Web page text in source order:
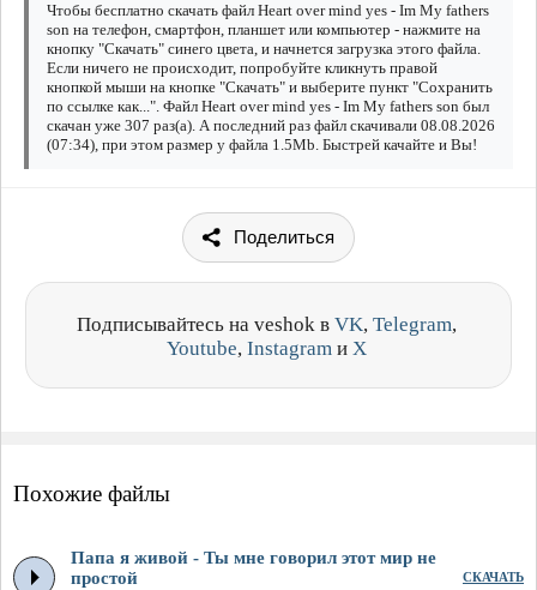
Чтобы бесплатно скачать файл Heart over mind yes - Im My fathers
son на телефон, смартфон, планшет или компьютер - нажмите на
кнопку "Скачать" синего цвета, и начнется загрузка этого файла.
Если ничего не происходит, попробуйте кликнуть правой
кнопкой мыши на кнопке "Скачать" и выберите пункт "Сохранить
по ссылке как...". Файл Heart over mind yes - Im My fathers son был
скачан уже 307 раз(а). А последний раз файл скачивали 08.08.2026
(07:34), при этом размер у файла 1.5Mb. Быстрей качайте и Вы!
Поделиться
Подписывайтесь на veshok в VK, Telegram,
Youtube, Instagram и X
Похожие файлы
Папа я живой - Ты мне говорил этот мир не
простой
СКАЧАТЬ